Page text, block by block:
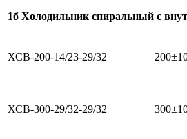
1б Холодильник спиральный с
ХСВ-200-14/23-29/32
ХСВ-300-29/32-29/32